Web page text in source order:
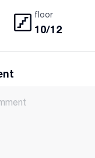
floor
10/12